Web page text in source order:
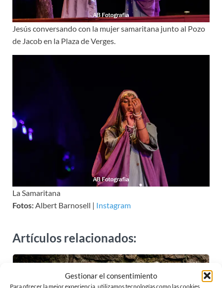
Gestionar el consentimiento
Para ofrecer la mejor experiencia, utilizamos tecnologías como las cookies
Jesús conversando con la mujer samaritana junto al Pozo
de Jacob en la Plaza de Verges.
La Samaritana
Fotos:Albert Barnosell | Instagram
Artículos relacionados: